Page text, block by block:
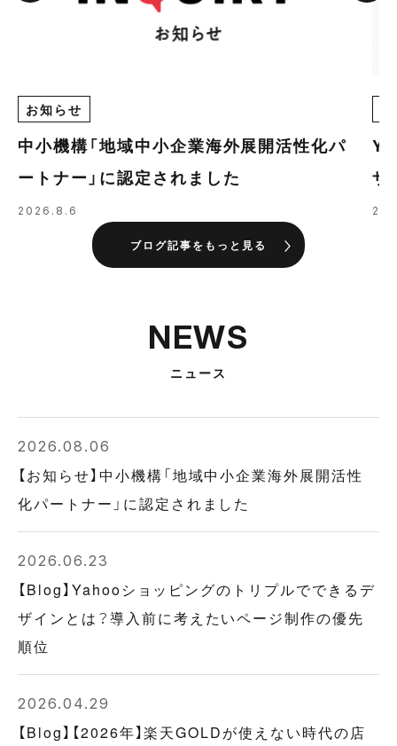
お知らせ
中小機構「地域中小企業海外展開活性化パ
ートナー」に認定されました
2026.8.6
ザ
の
ブログ記事をもっと見る
NEWS
ニュース
2026.08.06
【お知らせ】中小機構「地域中小企業海外展開活性
化パートナー」に認定されました
2026.06.23
【Blog】Yahooショッピングのトリプルでできるデ
ザインとは？導入前に考えたいページ制作の優先
順位
2026.04.29
【Blog】【2026年】楽天GOLDが使えない時代の店